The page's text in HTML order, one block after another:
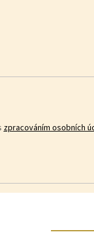
zpracováním osobních